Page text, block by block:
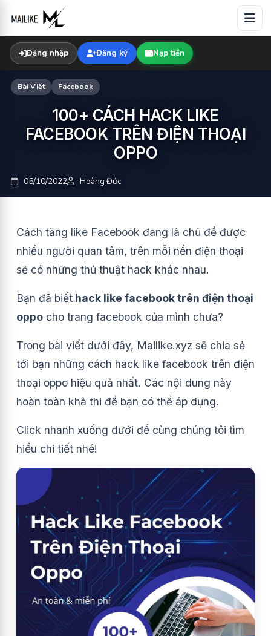
content
Đăng nhập Đăng ký Nạp tiền
Bài Viết Facebook
100+ CÁCH HACK LIKE
FACEBOOK TRÊN ĐIỆN THOẠI
OPPO
05/10/2022 Hoàng Đức
Cách tăng like Facebook đang là chủ đề được
nhiều người quan tâm, trên mỗi nền điện thoại
sẽ có những thủ thuật hack khác nhau.
Bạn đã biết hack like facebook trên điện thoại
oppo cho trang facebook của mình chưa?
Trong bài viết dưới đây, Mailike.xyz sẽ chia sẻ
tới bạn những cách hack like facebook trên điện
thoại oppo hiệu quả nhất. Các nội dung này
hoàn toàn khả thi để bạn có thể áp dụng.
Click nhanh xuống dưới để cùng chúng tôi tìm
hiểu chi tiết nhé!